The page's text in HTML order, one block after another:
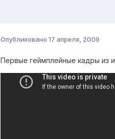
Опубликовано 17 апреля, 2009
Первые геймплейные кадры из